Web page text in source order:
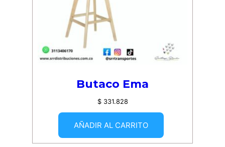
Butaco Ema
$331.828
AÑADIR AL CARRITO